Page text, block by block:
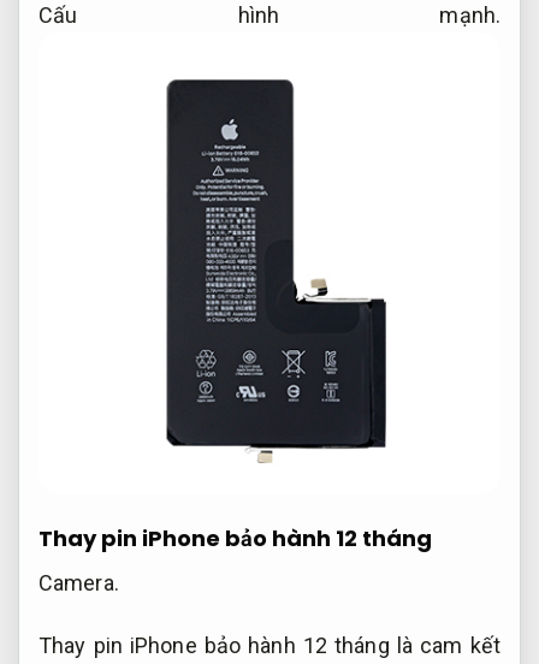
Cấu hình mạnh.
Thay pin iPhone bảo hành 12 tháng
Camera.
Thay pin iPhone bảo hành 12 tháng là cam kết